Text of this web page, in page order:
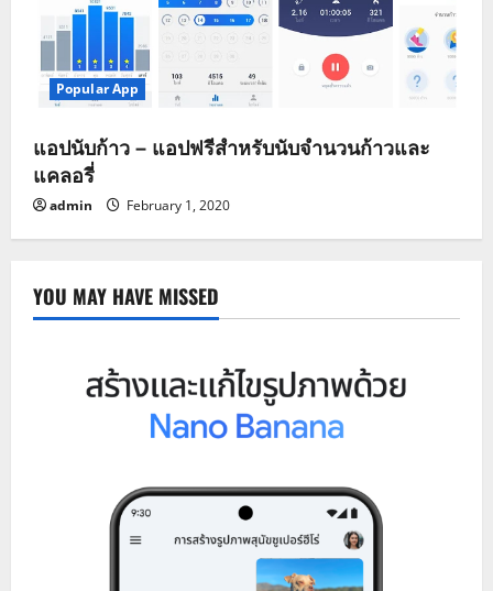
Popular App
แอปนับก้าว – แอปฟรีสำหรับนับจำนวนก้าวและ
แคลอรี่
admin February 1, 2020
YOU MAY HAVE MISSED